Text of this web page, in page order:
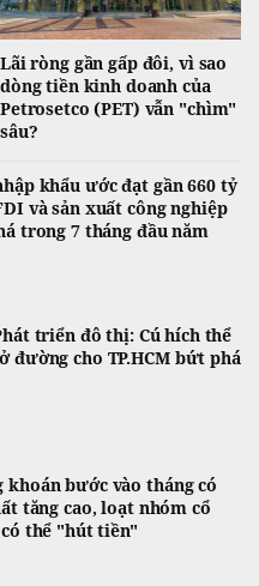
Lãi ròng gần gấp đôi, vì sao
dòng tiền kinh doanh của
Petrosetco (PET) vẫn "chìm"
sâu?
khẩu ước đạt gần 660 tỷ
và sản xuất công nghiệp
trong 7 tháng đầu năm
triển đô thị: Cú hích thể
đường cho TP.HCM bứt phá
khoán bước vào tháng có
tăng cao, loạt nhóm cổ
thể "hút tiền"